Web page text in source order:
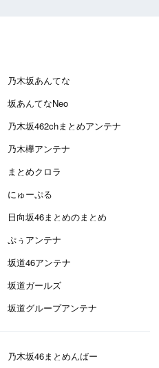
乃木坂あんてな
坂あんてなNeo
乃木坂462chまとめアンテナ
乃木欅アンテナ
まとめクロラ
にゅーぷる
日向坂46まとめのまとめ
ぷぅアンテナ
坂道46アンテナ
坂道ガールズ
坂道グループアンテナ
乃木坂46まとめんばー